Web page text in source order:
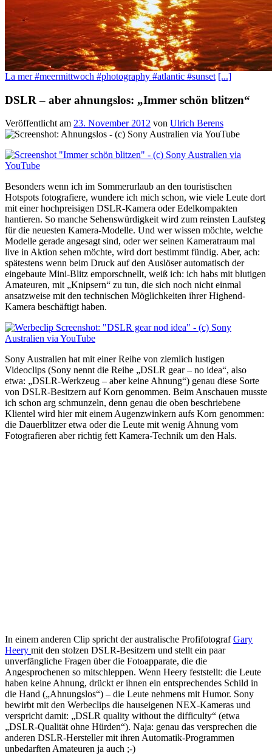
La mer #meermittwoch #photography #atlantic #sunset [...]
DSLR – aber ahnungslos: „Immer schön blitzen“
Veröffentlicht am 23. November 2012 von Ulrich Berens
Besonders wenn ich im Sommerurlaub an den touristischen
Hotspots fotografiere, wundere ich mich schon, wie viele Leute dort
mit einer hochpreisigen DSLR-Kamera oder Edelkompakten
hantieren. So manche Sehenswürdigkeit wird zum reinsten Laufsteg
für die neuesten Kamera-Modelle. Und wer wissen möchte, welche
Modelle gerade angesagt sind, oder wer seinen Kameratraum mal
live in Aktion sehen möchte, wird dort bestimmt fündig. Aber, ach:
spätestens wenn beim Druck auf den Auslöser automatisch der
eingebaute Mini-Blitz emporschnellt, weiß ich: ich habs mit blutigen
Amateuren, mit „Knipsern“ zu tun, die sich noch nicht einmal
ansatzweise mit den technischen Möglichkeiten ihrer Highend-
Kamera beschäftigt haben.
Sony Australien hat mit einer Reihe von ziemlich lustigen
Videoclips (Sony nennt die Reihe „DSLR gear – no idea“, also
etwa: „DSLR-Werkzeug – aber keine Ahnung“) genau diese Sorte
von DSLR-Besitzern auf Korn genommen. Beim Anschauen musste
ich schon arg schmunzeln, denn genau die oben beschriebene
Klientel wird hier mit einem Augenzwinkern aufs Korn genommen:
die Dauerblitzer etwa oder die Leute mit wenig Ahnung vom
Fotografieren aber richtig fett Kamera-Technik um den Hals.
In einem anderen Clip spricht der australische ProfifotografGary
Heery mit den stolzen DSLR-Besitzern und stellt ein paar
unverfängliche Fragen über die Fotoapparate, die die
Angesprochenen so mitschleppen. Wenn Heery feststellt: die Leute
haben keine Ahnung, drückt er ihnen ein entsprechendes Schild in
die Hand („Ahnungslos“) – die Leute nehmens mit Humor. Sony
bewirbt mit den Werbeclips die hauseigenen NEX-Kameras und
verspricht damit: „DSLR quality without the difficulty“ (etwa
„DSLR-Qualität ohne Hürden“). Naja: genau das versprechen die
anderen DSLR-Hersteller mit ihren Automatik-Programmen
unbedarften Amateuren ja auch ;-)